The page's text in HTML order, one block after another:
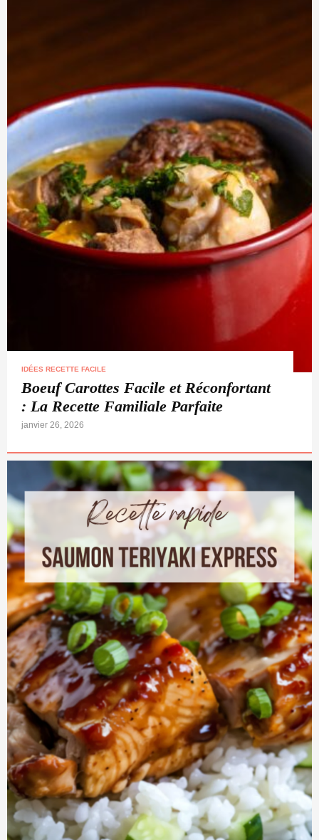
IDÉES RECETTE FACILE
Boeuf Carottes Facile et Réconfortant
: La Recette Familiale Parfaite
janvier 26, 2026